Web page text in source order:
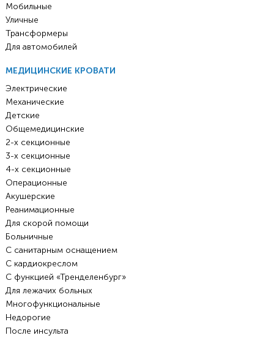
Мобильные
Уличные
Трансформеры
Для автомобилей
МЕДИЦИНСКИЕ КРОВАТИ
Электрические
Механические
Детские
Общемедицинские
2-х секционные
3-х секционные
4-х секционные
Операционные
Акушерские
Реанимационные
Для скорой помощи
Больничные
С санитарным оснащением
С кардиокреслом
С функцией «Тренделенбург»
Для лежачих больных
Многофункциональные
Недорогие
После инсульта